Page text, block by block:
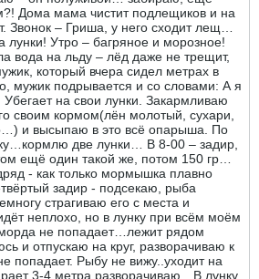
Дома мама чистит подлещиков и на
Звонок – Гриша, у него сходит лещ…
лунки! Утро – багряное и морозное!
вода на льду – лёд даже не трещит,
который вчера сидел метрах в
мужик подрывается и со словами: А я
на свои лунки. Закармливаю
своим кормом(лён молотый, сухари,
и высыпаю в это всё опарыша. По
две лунки… В 8-00 – задир,
ещё один такой же, потом 150 гр…
- как только мормышка плавно
задир - подсекаю, рыба
страгиваю его с места и
неплохо, но в лунку при всём моём
не попадает…лежит рядом
и отпускаю на круг, разворачиваю к
попадает. Рыбу не вижу..уходит на
3-4 метра,разворачиваю…В лунку